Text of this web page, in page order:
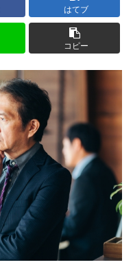
はてブ
コピー